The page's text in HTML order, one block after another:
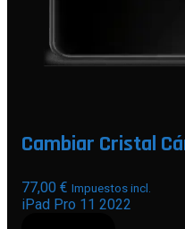
Cambiar Cristal
77,00 € Impuestos incl.
iPad Pro 11 2022